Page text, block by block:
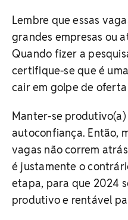
Lembre que essas
grandes empresas ou
Quando fizer a
certifique-se que é
cair em golpe de
Manter-se
autoconfiança. Então,
vagas não correm
é justamente o
etapa, para que 2024
produtivo e rentável